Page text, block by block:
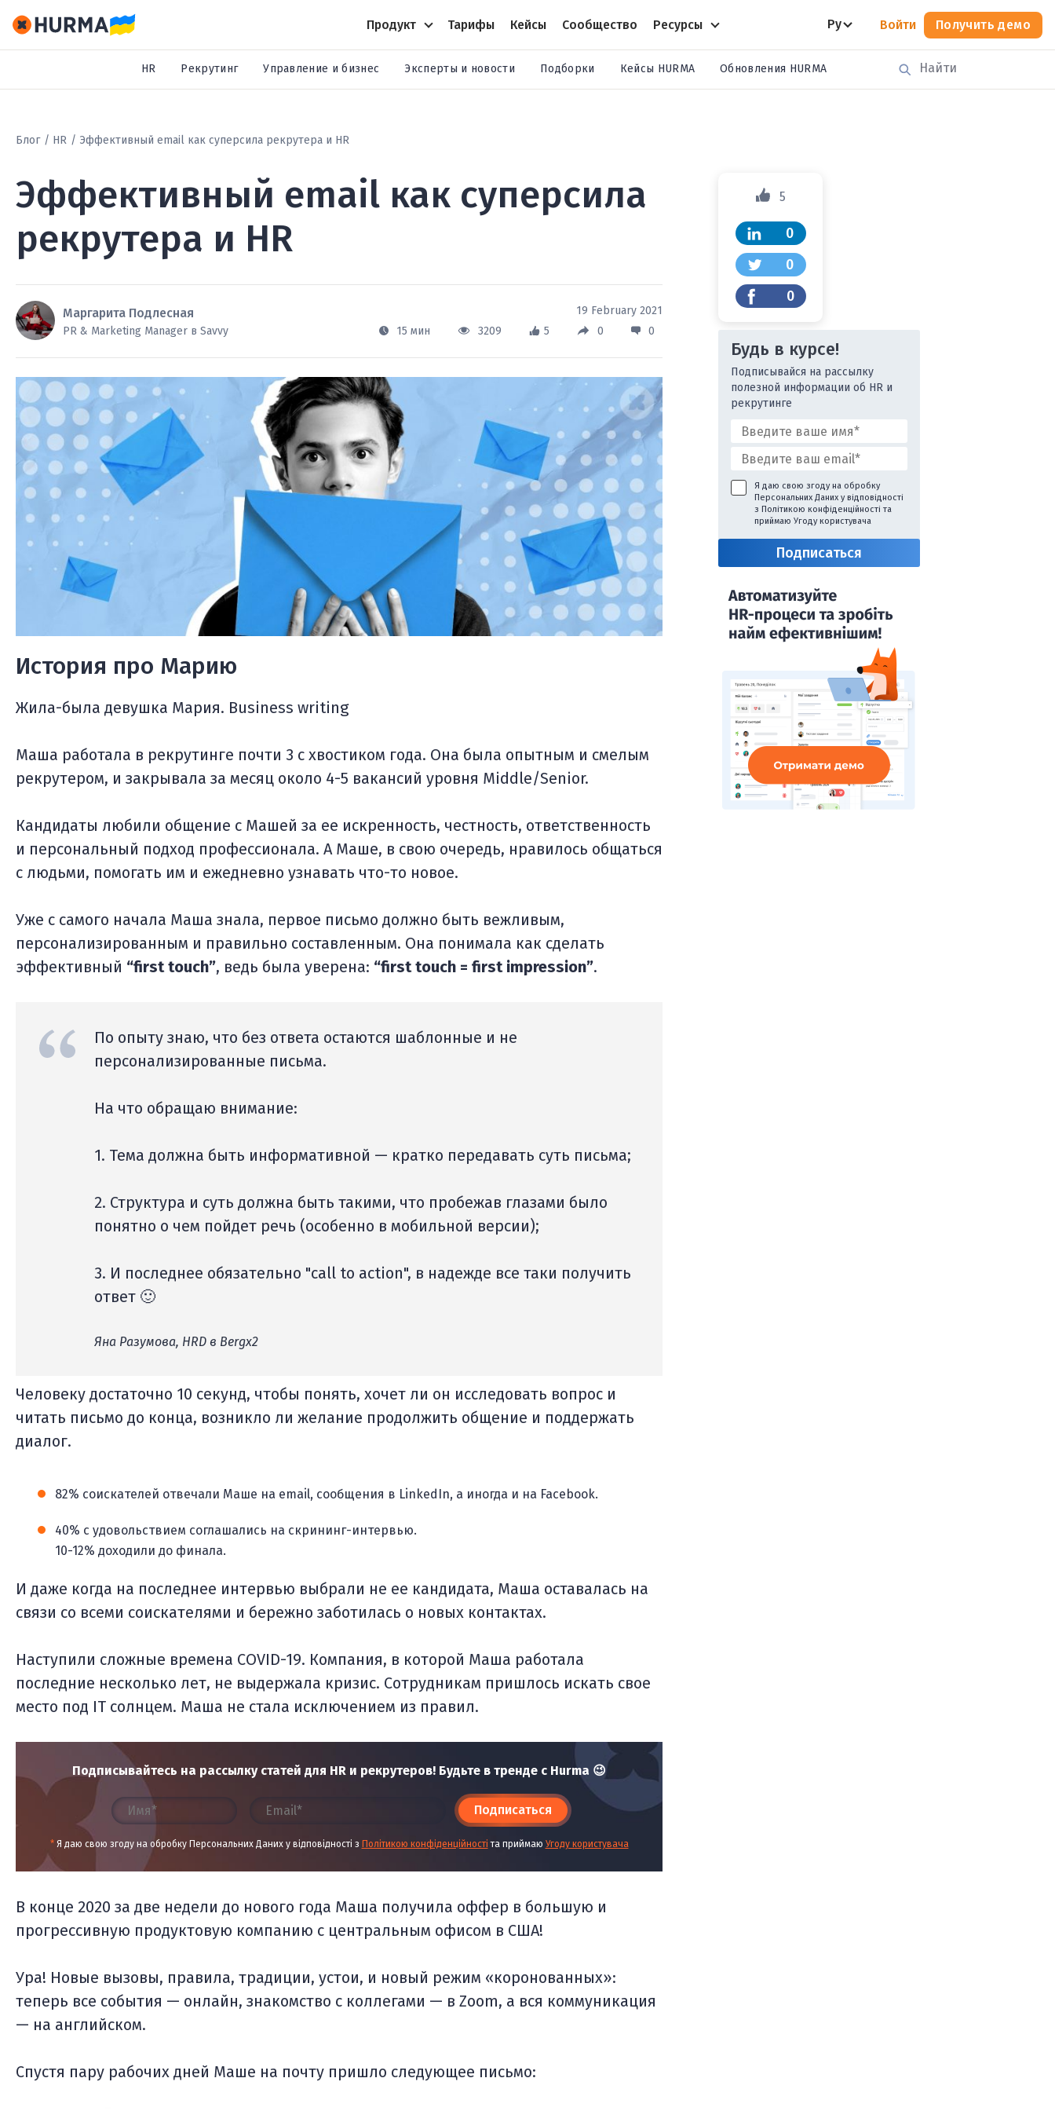
Продукт Тарифы Кейсы Сообщество Ресурсы Ру Войти Получить демо
HR Рекрутинг Управление и бизнес Эксперты и новости Подборки Кейсы HURMA Обновления HURMA
Блог HR Эффективный email как суперсила рекрутера и HR
Эффективный email как суперсила
рекрутера и HR
Маргарита Подлесная
PR & Marketing Manager в Savvy
19 February 2021
15 мин
3209 5 0 0
История про Марию
Жила-была девушка Мария. Business writing
Маша работала в рекрутинге почти 3 с хвостиком года. Она была опытным и смелым
рекрутером, и закрывала за месяц около 4-5 вакансий уровня Middle/Senior.
Кандидаты любили общение с Машей за ее искренность, честность, ответственность
и персональный подход профессионала. А Маше, в свою очередь, нравилось общаться
с людьми, помогать им и ежедневно узнавать что-то новое.
Уже с самого начала Маша знала, первое письмо должно быть вежливым,
персонализированным и правильно составленным. Она понимала как сделать
эффективный “first touch”, ведь была уверена: “first touch = first impression”.
По опыту знаю, что без ответа остаются шаблонные и не
персонализированные письма.
На что обращаю внимание:
1. Тема должна быть информативной — кратко передавать суть письма;
2. Структура и суть должна быть такими, что пробежав глазами было
понятно о чем пойдет речь (особенно в мобильной версии);
3. И последнее обязательно "call to action", в надежде все таки получить
ответ 🙂
Яна Разумова, HRD в Bergx2
Человеку достаточно 10 секунд, чтобы понять, хочет ли он исследовать вопрос и
читать письмо до конца, возникло ли желание продолжить общение и поддержать
диалог.
82% соискателей отвечали Маше на email, сообщения в LinkedIn, а иногда и на Facebook.
40% с удовольствием соглашались на скрининг-интервью.
10-12% доходили до финала.
И даже когда на последнее интервью выбрали не ее кандидата, Маша оставалась на
связи со всеми соискателями и бережно заботилась о новых контактах.
Наступили сложные времена COVID-19. Компания, в которой Маша работала
последние несколько лет, не выдержала кризис. Сотрудникам пришлось искать свое
место под IT солнцем. Маша не стала исключением из правил.
Подписывайтесь на рассылку статей для HR и рекрутеров! Будьте в тренде с Hurma 😉
Подписаться
* Я даю свою згоду на обробку Персональних Даних у відповідності з Політикою конфіденційності та приймаю Угоду користувача
В конце 2020 за две недели до нового года Маша получила оффер в большую и
прогрессивную продуктовую компанию с центральным офисом в США!
Ура! Новые вызовы, правила, традиции, устои, и новый режим «коронованных»:
теперь все события — онлайн, знакомство с коллегами — в Zoom, а вся коммуникация
— на английском.
Спустя пару рабочих дней Маше на почту пришло следующее письмо:
5
0
0
0
Будь в курсе!
Подписывайся на рассылку
полезной информации об HR и
рекрутинге
Я даю свою згоду на обробку
Персональних Даних у відповідності
з Політикою конфіденційності та
приймаю Угоду користувача